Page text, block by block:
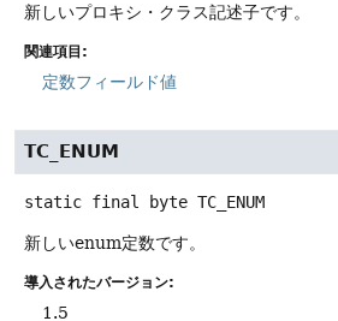
新しいプロキシ・クラス記述子です。
関連項目:
定数フィールド値
TC_ENUM
static final byte TC_ENUM
新しいenum定数です。
導入されたバージョン:
1.5